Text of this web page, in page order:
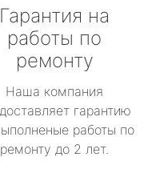
Гарантия на
работы по
ремонту
Наша компания
гарантию
работы по
ремонту до 2 лет.